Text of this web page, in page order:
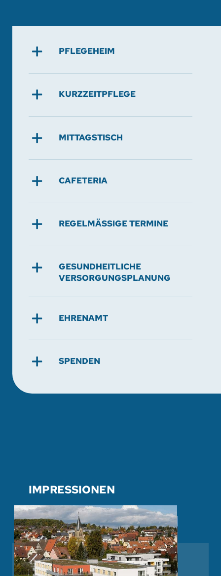
PFLEGEHEIM
KURZZEITPFLEGE
MITTAGSTISCH
CAFETERIA
REGELMÄSSIGE TERMINE
GESUNDHEITLICHE
VERSORGUNGSPLANUNG
EHRENAMT
SPENDEN
IMPRESSIONEN